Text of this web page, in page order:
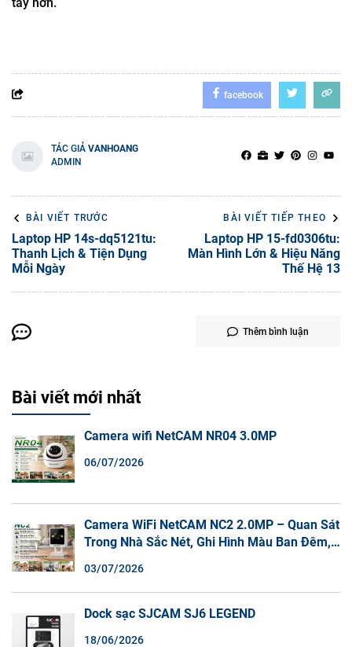
facebook
TÁC GIẢ VANHOANG
ADMIN
BÀI VIẾT TRƯỚC
Laptop HP 14s-dq5121tu:
Thanh Lịch & Tiện Dụng
Mỗi Ngày
BÀI VIẾT TIẾP THEO
Laptop HP 15-fd0306tu:
Màn Hình Lớn & Hiệu Năng
Thế Hệ 13
Thêm bình luận
Bài viết mới nhất
Camera wifi NetCAM NR04 3.0MP
06/07/2026
Camera WiFi NetCAM NC2 2.0MP – Quan Sát
Trong Nhà Sắc Nét, Ghi Hình Màu Ban Đêm,
03/07/2026
Dock sạc SJCAM SJ6 LEGEND
18/06/2026